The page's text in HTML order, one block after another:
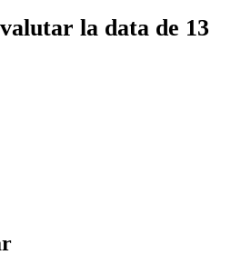
la data de 13